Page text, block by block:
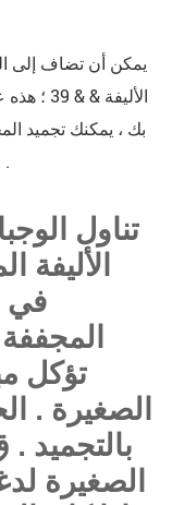
يمكن أن تضاف إلى
بك ، يمكنك تجميد
الكلب الخاص بك . هذا هو النظام الغذائي لها .
الأليفة
في
تؤكل
الصغيرة .
بالتجميد
الصغيرة